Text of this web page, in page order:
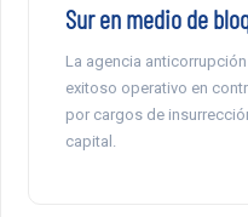
Sur en medio de
La agencia
exitoso operativo en
por cargos de
capital.